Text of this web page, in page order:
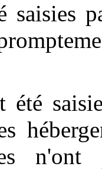
saisies
été
n'ont